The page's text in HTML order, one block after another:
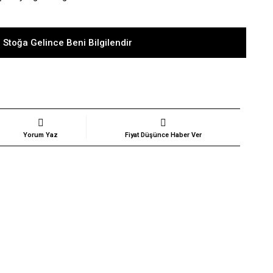
Stoğa Gelince Beni Bilgilendir
Yorum Yaz Fiyat Düşünce Haber Ver